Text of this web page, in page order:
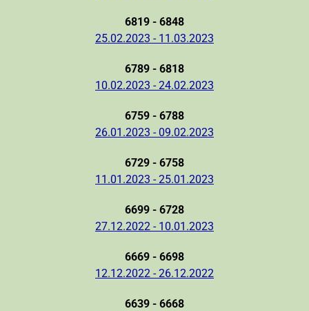
6819 - 6848
25.02.2023 - 11.03.2023
6789 - 6818
10.02.2023 - 24.02.2023
6759 - 6788
26.01.2023 - 09.02.2023
6729 - 6758
11.01.2023 - 25.01.2023
6699 - 6728
27.12.2022 - 10.01.2023
6669 - 6698
12.12.2022 - 26.12.2022
6639 - 6668